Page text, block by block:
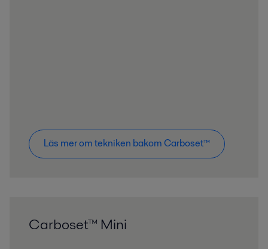
Läs mer om tekniken bakom Carboset™
Carboset™ Mini